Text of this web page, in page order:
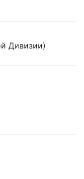
Дивизии)